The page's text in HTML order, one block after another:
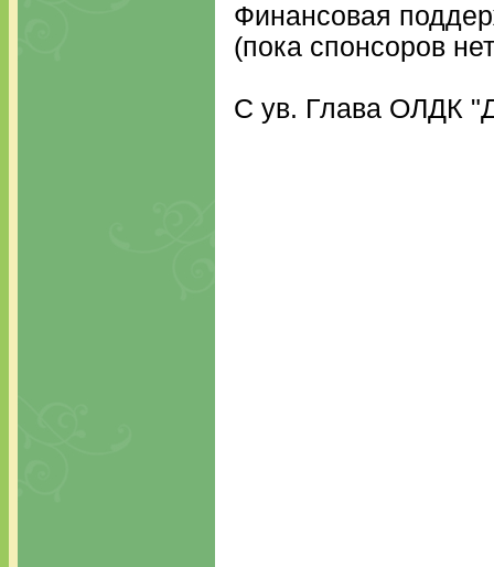
Финансовая
(пока спонсоров
С ув. Глава ОЛДК